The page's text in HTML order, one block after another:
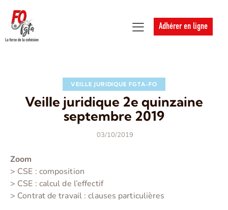
Adhérer en ligne
VEILLE JURIDIQUE FGTA-FO
Veille juridique 2e quinzaine
septembre 2019
03/10/2019
Zoom
> CSE : composition
> CSE : calcul de l’effectif
> Contrat de travail : clauses particulières